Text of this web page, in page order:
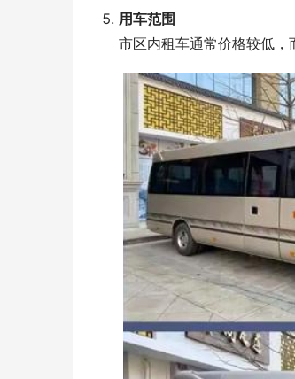
用车范围
市区内租车通常价格较低，